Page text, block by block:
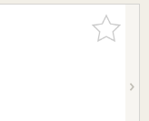
お気に入
りに追加